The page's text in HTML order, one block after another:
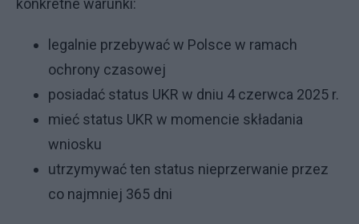
konkretne warunki:
legalnie przebywać w Polsce w ramach
ochrony czasowej
posiadać status UKR w dniu 4 czerwca 2025 r.
mieć status UKR w momencie składania
wniosku
utrzymywać ten status nieprzerwanie przez
co najmniej 365 dni